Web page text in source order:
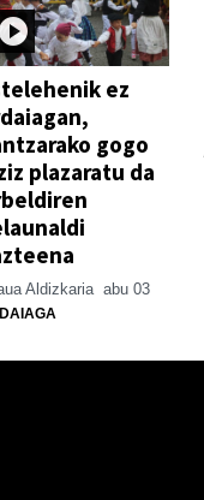
ez
gogo
plazaratu da
Aldizkaria abu 03